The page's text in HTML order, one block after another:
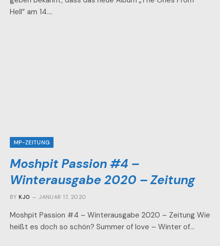
Hell” am 14.…
MP-ZEITUNG
Moshpit Passion #4 –
Winterausgabe 2020 – Zeitung
BY KJO JANUAR 17, 2020
Moshpit Passion #4 – Winterausgabe 2020 – Zeitung Wie
heißt es doch so schön? Summer of love – Winter of…